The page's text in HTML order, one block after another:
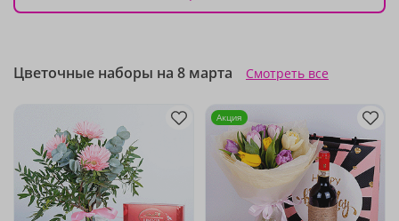
Цветочные наборы на 8 марта Смотреть все
Акция